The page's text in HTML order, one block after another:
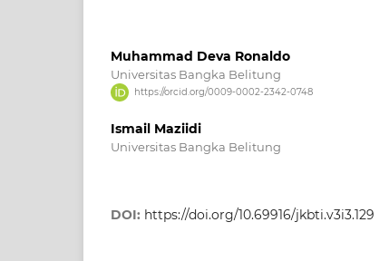
Muhammad Deva Ronaldo
Universitas Bangka Belitung
https://orcid.org/0009-0002-2342-0748
Ismail Maziidi
Universitas Bangka Belitung
DOI: https://doi.org/10.69916/jkbti.v3i3.129